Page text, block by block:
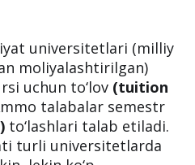
universitetlari (milliy
moliyalashtirilgan)
uchun to‘lov (tuition
talabalar semestr
to‘lashlari talab etiladi.
turli universitetlarda